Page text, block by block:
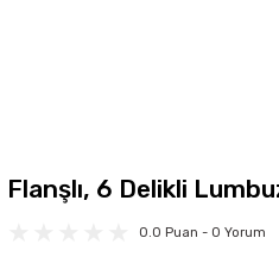
Flanşlı, 6 Delikli
0.0 Puan - 0 Yorum